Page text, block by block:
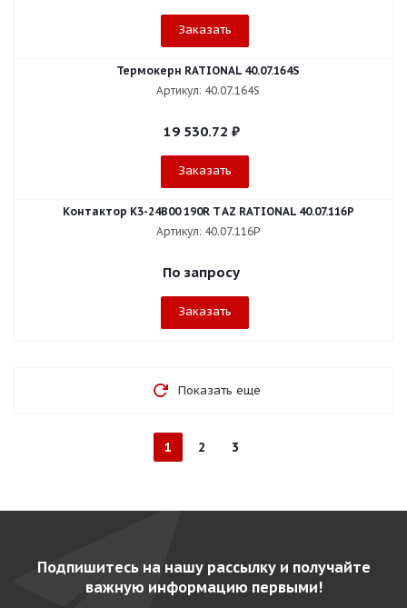
Заказать
Термокерн RATIONAL 40.07.164S
Артикул: 40.07.164S
19 530.72 ₽
Заказать
Контактор K3-24B00 190R T AZ RATIONAL 40.07.116P
Артикул: 40.07.116P
По запросу
Заказать
Показать еще
1 2 3
Подпишитесь на нашу рассылку и получайте
важную информацию первыми!